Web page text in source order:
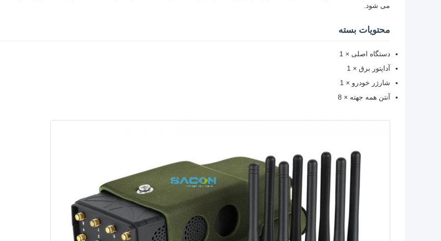
می شود.
محتویات بسته
دستگاه اصلی × 1
آداپتور برق × 1
شارژر خودرو × 1
آنتن همه جهته × 8